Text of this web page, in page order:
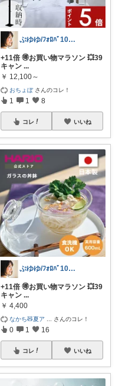
ぷゆゆ/ﾌｫﾛﾊﾞ100 ♡から経由購入
+11倍 🉐お買い物マラソン 💥39
キャン ...
￥ 12,100～
おちょぼ さんのコレ！
1 1 8
コレ いいね
ぷゆゆ/ﾌｫﾛﾊﾞ100 ♡から経由購入
+11倍 🉐お買い物マラソン 💥39
キャン ...
￥ 4,400
なかち🧸夏ア さんのコレ！
0 1 16
コレ いいね